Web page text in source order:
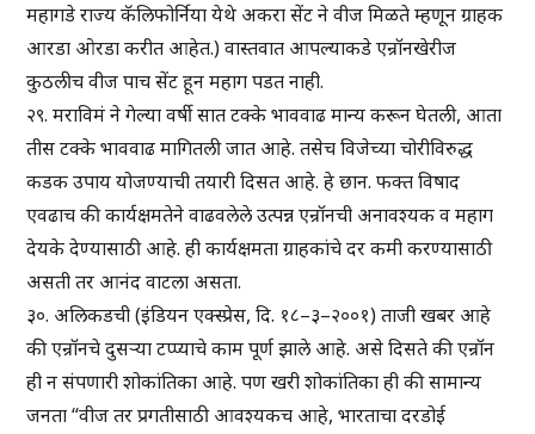
महागडे राज्य कॅलिफोर्निया येथे अकरा सेंट ने वीज मिळते म्हणून ग्राहक
आरडा ओरडा करीत आहेत.) वास्तवात आपल्याकडे एन्रॉनखेरीज
कुठलीच वीज पाच सेंट हून महाग पडत नाही.
२९. मराविमं ने गेल्या वर्षी सात टक्के भाववाढ मान्य करून घेतली, आता
तीस टक्के भाववाढ मागितली जात आहे. तसेच विजेच्या चोरीविरुद्ध
कडक उपाय योजण्याची तयारी दिसत आहे. हे छान. फक्त विषाद
एवढाच की कार्यक्षमतेने वाढवलेले उत्पन्न एन्रॉनची अनावश्यक व महाग
देयके देण्यासाठी आहे. ही कार्यक्षमता ग्राहकांचे दर कमी करण्यासाठी
असती तर आनंद वाटला असता.
३०. अलिकडची (इंडियन एक्स्प्रेस, दि. १८–३–२००१) ताजी खबर आहे
की एन्रॉनचे दुसऱ्या टप्प्याचे काम पूर्ण झाले आहे. असे दिसते की एन्रॉन
ही न संपणारी शोकांतिका आहे. पण खरी शोकांतिका ही की सामान्य
जनता “वीज तर प्रगतीसाठी आवश्यकच आहे, भारताचा दरडोई